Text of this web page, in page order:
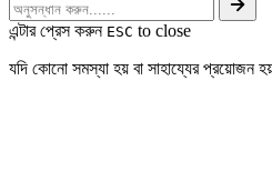
এন্টার প্রেস করুন ESC to close
যদি কোনো সমস্যা হয় বা সাহায্যের প্রয়োজন